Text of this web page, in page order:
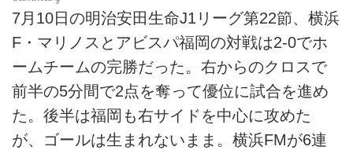
7月10日の明治安田生命J1リーグ第22節、横浜
F・マリノスとアビスパ福岡の対戦は2-0でホ
ームチームの完勝だった。右からのクロスで
前半の5分間で2点を奪って優位に試合を進め
た。後半は福岡も右サイドを中心に攻めた
が、ゴールは生まれないまま。横浜FMが6連